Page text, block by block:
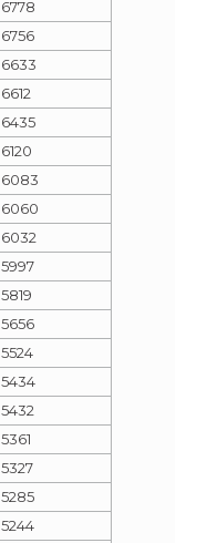
6778
6756
6633
6612
6435
6120
6083
6060
6032
5997
5819
5656
5524
5434
5432
5361
5327
5285
5244